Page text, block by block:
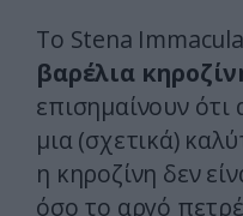
Το Stena
βαρέλια
επισημαίνουν ότι
μια (σχετικά)
η κηροζίνη δεν
όσο το αργό